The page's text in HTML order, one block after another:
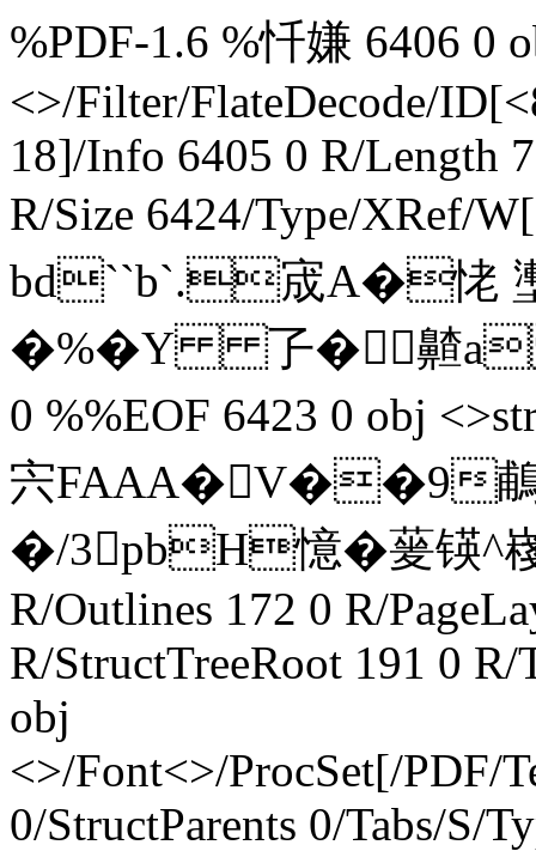
%PDF-1.6 %忏嫌 6406 0
<>/Filter/FlateDecode/
18]/Info 6405 0 R/Length
R/Size 6424/Type/XRef/
bd``b`.宬A�恅 壍
�%�Y 孒�齄a
0 %%EOF 6423 0 obj
宍FAAA�V��9鵏
�/3pbH憶�蓌锳^
R/Outlines 172 0 R/
R/StructTreeRoot 191 0
obj
<>/Font<>/ProcSet[/PDF/
0/StructParents 0/Tabs/S/